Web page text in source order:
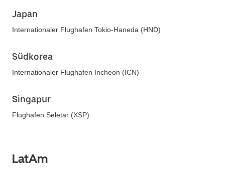
Japan
Internationaler Flughafen Tokio-Haneda (HND)
Südkorea
Internationaler Flughafen Incheon (ICN)
Singapur
Flughafen Seletar (XSP)
LatAm